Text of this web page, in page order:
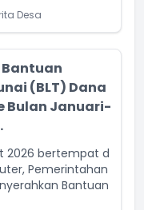
Desa
(BLT) Dana
Bulan Januari-
2026 bertempat d
Pemerintahan
Bantuan